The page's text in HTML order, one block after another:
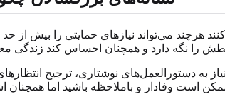
هرچند می‌تواند نیازهای حمایتی را
به دستورالعمل‌های نوشتاری، ترجیح
وفادار و باملاحظه باشید اما همچنان